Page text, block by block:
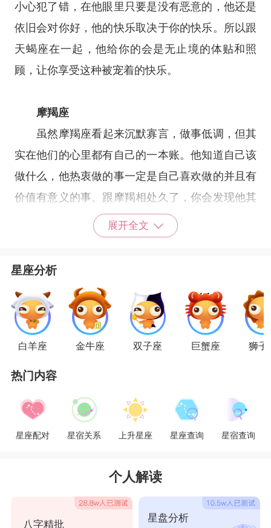
小心犯了错，在他眼里只要是没有恶意的，他还是
依旧会对你好，他的快乐取决于你的快乐。所以跟
天蝎座在一起，他给你的会是无止境的体贴和照
顾，让你享受这种被宠着的快乐。
摩羯座
虽然摩羯座看起来沉默寡言，做事低调，但其
实在他们的心里都有自己的一本账。他知道自己该
做什么，他热衷做的事一定是自己喜欢做的并且有
价值有意义的事。跟摩羯相处久了，你会发现他其
实真的很暖心。他们会在你需要的时候，给你依
赖;会在需要承担的时候，变得非常有责任感。他
不仅会站在你的角度思考问题，还会照顾你的感
心!
金牛座
金牛座
慢慢的感受到他的真诚。当你和身边的人渐渐失去
了联系时，金牛还是会记得你，他会在你需要帮助
的时候二话不说就出现在你面前，当你们发生争执
巨蟹座
展开全文
星座分析
白羊座 金牛座 双子座 巨蟹座 狮子
热门内容
星座配对 星宿关系 上升星座 星座查询 星宿查询
个人解读
八字精批
星盘分析